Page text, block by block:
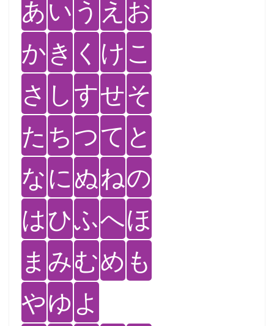
あい う え お
かき く けこ
さ しすせそ
た ちつて と
なにぬねの
はひふへほ
ま みむめ も
やゆ よ